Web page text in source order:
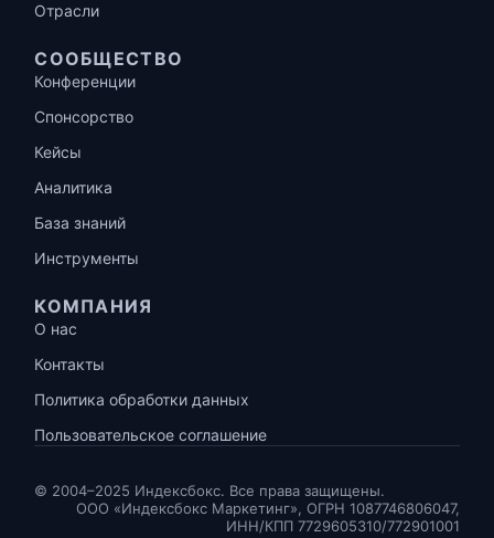
Отрасли
СООБЩЕСТВО
Конференции
Спонсорство
Кейсы
Аналитика
База знаний
Инструменты
КОМПАНИЯ
О нас
Контакты
Политика обработки данных
Пользовательское соглашение
© 2004–2025 Индексбокс. Все права защищены.
ООО «Индексбокс Маркетинг», ОГРН 1087746806047,
ИНН/КПП 7729605310/772901001